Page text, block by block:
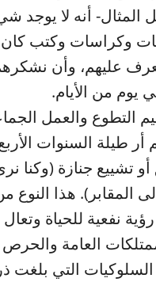
المثال- أنه لا يوجد
وكراسات وكتب
عليهم، وأن
يوم من الأيام.
التطوع والعمل
طيلة السنوات
تشييع جنازة (وكنا
هذا النوع
نفعية للحياة
العامة والحرص
التي بلغت